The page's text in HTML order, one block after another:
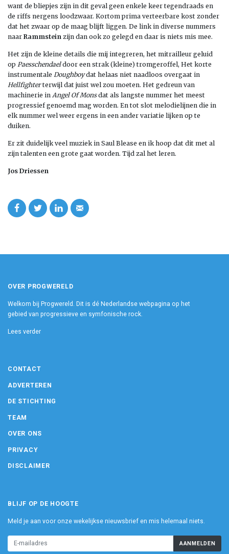
want de bliepjes zijn in dit geval geen enkele keer tegendraads en
de riffs nergens loodzwaar. Kortom prima verteerbare kost zonder
dat het zwaar op de maag blijft liggen. De link in diverse nummers
naar Rammstein zijn dan ook zo gelegd en daar is niets mis mee.
Het zijn de kleine details die mij integreren, het mitrailleur geluid
op Paesschendaeldoor een strak (kleine) tromgeroffel, Het korte
instrumentale Doughboydat helaas niet naadloos overgaat in
Hellfighterterwijl dat juist wel zou moeten. Het gedreun van
machinerie in Angel Of Monsdat als langste nummer het meest
progressief genoemd mag worden. En tot slot melodielijnen die in
elk nummer wel weer ergens in een ander variatie lijken op te
duiken.
Er zit duidelijk veel muziek in Saul Blease en ik hoop dat dit met al
zijn talenten een grote gaat worden. Tijd zal het leren.
Jos Driessen
OVER PROGWERELD
Welkom bij Progwereld. Dit is dé Nederlandse webpagina op het
gebied van progressieve en symfonische rock.
Lees verder
CONTACT
ADVERTEREN
DE STICHTING
TEAM
OVER ONS
PRIVACY
DISCLAIMER
BLIJF OP DE HOOGTE
Meld je aan voor onze wekelijkse nieuwsbrief en mis helemaal niets.
AANMELDEN